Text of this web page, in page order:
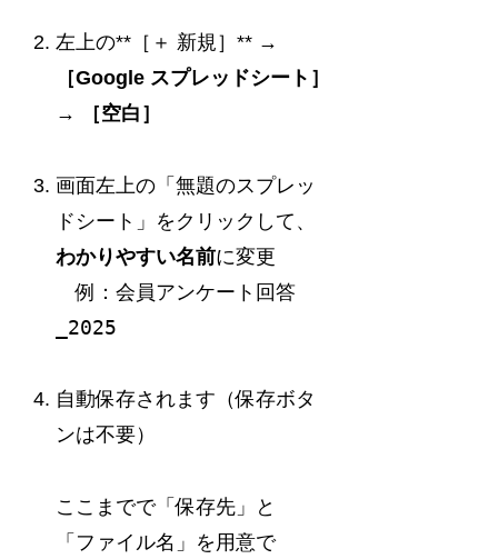
左上の**［＋ 新規］** →
［Google スプレッドシート］
→
［空白］
画面左上の「無題のスプレッ
ドシート」をクリックして、
わかりやすい名前に変更
例：会員アンケート回答
_2025
自動保存されます（保存ボタ
ンは不要）
ここまでで「保存先」と
「ファイル名」を用意で